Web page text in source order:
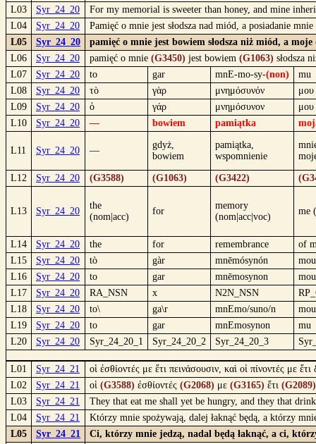
L03
Syr_24_20
For my memorial is sweeter than honey, and mine
L04
Syr_24_20
Pamięć o mnie jest słodsza nad miód, a posiadanie
L05
Syr_24_20
pamięć o mnie jest bowiem słodsza niż miód, a
L06
Syr_24_20 pamięć o mnie (G3450) jest bowiem (G1063) słodsza
L07
Syr_24_20 to gar mnE-mo-sy-(non)
mu
L08
Syr_24_20 τὸ γὰρ μνημόσυνόν
μου
L09
Syr_24_20 ὁ γάρ μνημόσυνον
μου
L10
Syr_24_20 — bowiem pamiątka
L11 Syr_24_20 —
gdyż,
bowiem
pamiątka,
wspomnienie
L12 Syr_24_20 (G3588) (G1063) (G3422)
L13 Syr_24_20
the
(nom|acc)
for
memory
(nom|acc|voc)
me
L14 Syr_24_20 the for remembrance
of
L15
Syr_24_20 tò gàr mnēmósynón
mou
L16
Syr_24_20 to gar mnēmosynon
mou
L17
Syr_24_20 RA_NSN x N2N_NSN
L18
Syr_24_20 to\ ga\r mnEmo/suno/n
mou
L19
Syr_24_20 to gar mnEmosynon
mu
L20
Syr_24_20 Syr_24_20_1 Syr_24_20_2 Syr_24_20_3
L01 Syr_24_21
οἱ ἐσθίοντές με ἔτι πεινάσουσιν, καὶ οἱ πίνοντές με
L02
Syr_24_21 οἱ (G3588) ἐσθίοντές (G2068) με (G3165) ἔτι (G2089)
L03
Syr_24_21
They that eat me shall yet be hungry, and they that
L04
Syr_24_21
Którzy mnie spożywają, dalej łaknąć będą, a którzy
L05
Syr_24_21
Ci, którzy mnie jedzą, nadal będą łaknąć, a ci,